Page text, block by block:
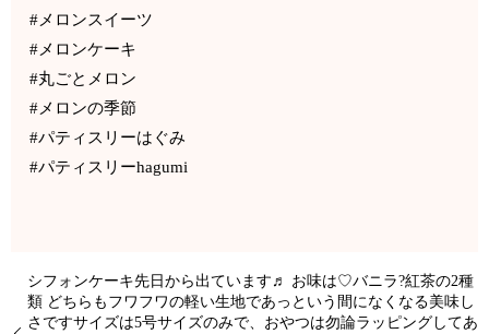
#メロンスイーツ
#メロンケーキ
#丸ごとメロン
#メロンの季節
#パティスリーはぐみ
#パティスリーhagumi
シフォンケーキ先日から出ています♬ お味は♡バニラ?紅茶の2種
類 どちらもフワフワの軽い生地であっという間になくなる美味し
さですサイズは5号サイズのみで、おやつは勿論ラッピングしてあ